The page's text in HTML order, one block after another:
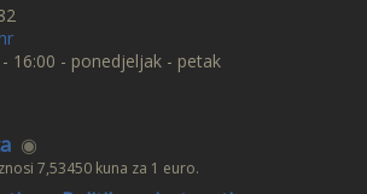
- 16:00 - ponedjeljak - petak
◉
7,53450 kuna za 1 euro.